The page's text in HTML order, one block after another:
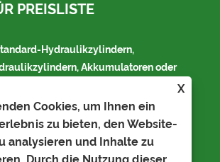
X
Cookies, um Ihnen ein
zu bieten, den Website-
analysieren und Inhalte zu
PREISLISTE
Hydraulikzylindern,
Akkumulatoren oder
von 24 Stunden bei Ihnen melden.